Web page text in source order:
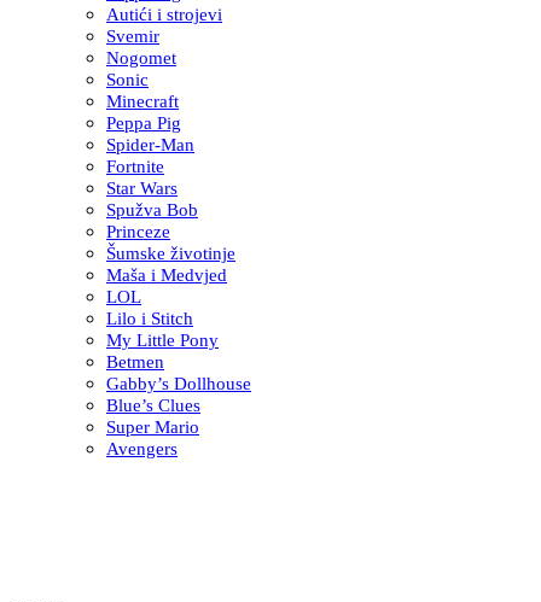
Autići i strojevi
Svemir
Nogomet
Sonic
Minecraft
Peppa Pig
Spider-Man
Fortnite
Star Wars
Spužva Bob
Princeze
Šumske životinje
Maša i Medvjed
LOL
Lilo i Stitch
My Little Pony
Betmen
Gabby’s Dollhouse
Blue’s Clues
Super Mario
Avengers